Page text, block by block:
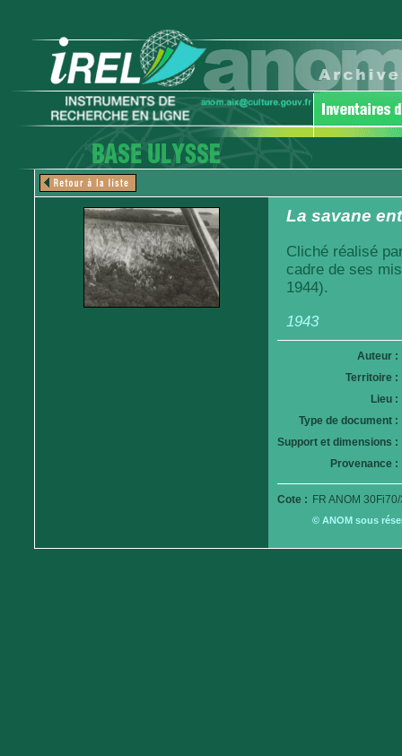
La savane
Cliché réalisé
cadre de ses
1944).
1943
Auteur :
Territoire :
Lieu :
Type de document :
Support et dimensions :
Provenance :
Cote : FR ANOM
© ANOM sous